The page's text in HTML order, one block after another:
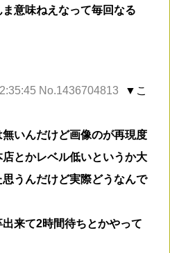
意味ねえなって毎回なる
No.1436704813
▼こ
いんだけど画像のが再現度
とかレベル低いというか大
うんだけど実際どうなんで
来て2時間待ちとかやって